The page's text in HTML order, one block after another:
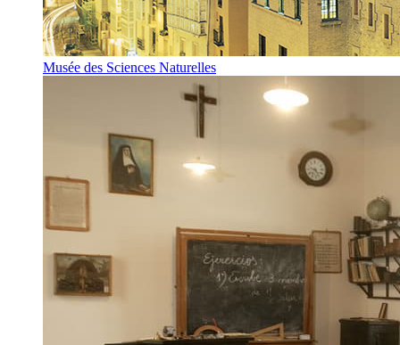
Musée des Sciences Naturelles